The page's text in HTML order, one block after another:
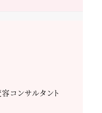
コンサルタント